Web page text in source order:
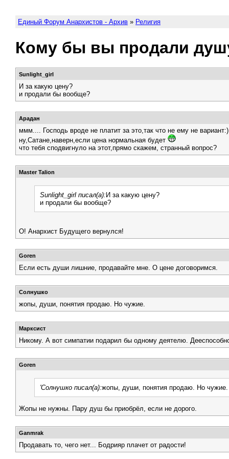
Единый Форум Анархистов - Архив » Религия
Кому бы вы продали
Sunlight_girl
И за какую цену?
и продали бы вообще?
Арадан
ммм.... Господь вроде не платит за это,так что не ему не вариант:)
ну,Сатане,наверн,если цена нормальная будет
что тебя сподвигнуло на этот,прямо скажем, странный вопрос?
Master Talion
Sunlight_girl писал(а): И за какую цену?
и продали бы вообще?
О! Анархист Будущего вернулся!
Goren
Если есть души лишние, продавайте мне. О цене договоримся.
Солнушко
жопы, души, понятия продаю. Но чужие.
Марксист
Никому. А вот симпатии подарил бы одному деятелю.
Goren
'Солнушко писал(а):жопы, души, понятия продаю. Но чужие.
Жопы не нужны. Пару душ бы приобрёл, если не дорого.
Ganmrak
Продавать то, чего нет... Бодрияр плачет от радости!